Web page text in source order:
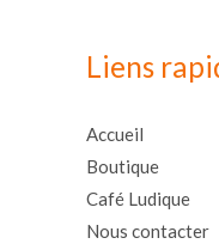
Liens
Accueil
Boutique
Café Ludique
Nous contacter